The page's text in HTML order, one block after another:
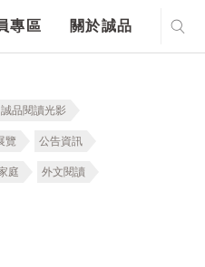
專區 關於誠品
誠品閱讀光影
覽 公告資訊
庭 外文閱讀